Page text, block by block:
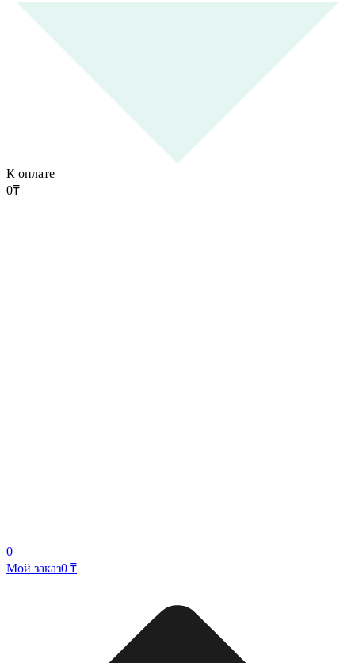
К оплате
0₸
0
Мой заказ0 ₸